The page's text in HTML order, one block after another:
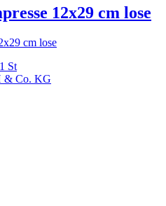
12x29 cm lose
St
& Co. KG